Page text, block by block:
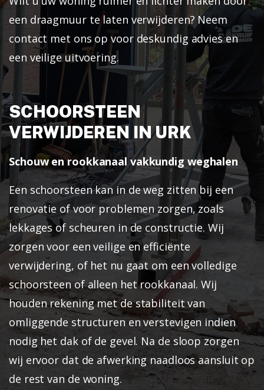
een draagmuur te laten verwijderen? Neem
contact met ons op voor deskundig advies en
een veilige uitvoering.
SCHOORSTEEN
VERWIJDEREN IN URK
Schouw en rookkanaal vakkundig weghalen
Een schoorsteen kan in de weg zitten bij een
renovatie of voor problemen zorgen, zoals
lekkages of scheuren in de constructie. Wij
zorgen voor een veilige en efficiënte
verwijdering, of het nu gaat om een volledige
schoorsteen of alleen het rookkanaal.Wij
houden rekening met de stabiliteit van
omliggende structuren en verstevigen indien
nodig het dak of de gevel. Na de sloop zorgen
wij ervoor dat de afwerking naadloos aansluit op
de rest van de woning.